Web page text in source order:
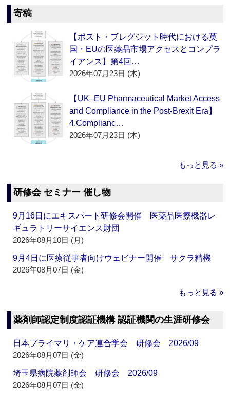
寄稿
【ポスト・ブレグジット時代における英
国・EUの医薬品市場アクセスとコンプラ
イアンス】第4回…
2026年07月23日 (木)
【UK–EU Pharmaceutical Market Access
and Compliance in the Post-Brexit Era】
4.Complianc…
2026年07月23日 (木)
もっと見る »
研修会 セミナー 催し物
9月16日にエキスパート研修会開催 医薬品医療機器レ
ギュラトリーサイエンス財団
2026年08月10日 (月)
9月4日に医療従事者向けウェビナー開催 サクラ精機
2026年08月07日 (金)
もっと見る »
薬剤師認定制度認証機構 認証機関の生涯研修会
日本プライマリ・ケア連合学会 研修会 2026/09
2026年08月07日 (金)
埼玉県病院薬剤師会 研修会 2026/09
2026年08月07日 (金)